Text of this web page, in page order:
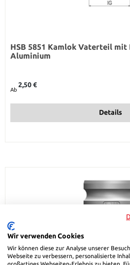
HSB 5851 Kamlok Vaterteil mit
Aluminium
Ab
2,50 €
Details
Wir verwenden Cookies
Wir können diese zur Analyse unserer
Webseite zu verbessern, personalisierte